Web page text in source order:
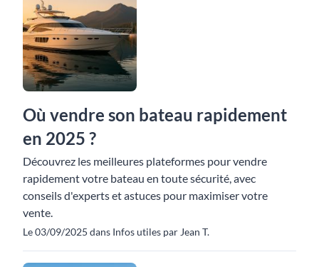
Où vendre son bateau rapidement
en 2025 ?
Découvrez les meilleures plateformes pour vendre
rapidement votre bateau en toute sécurité, avec
conseils d'experts et astuces pour maximiser votre
vente.
Le 03/09/2025 dans Infos utiles par Jean T.